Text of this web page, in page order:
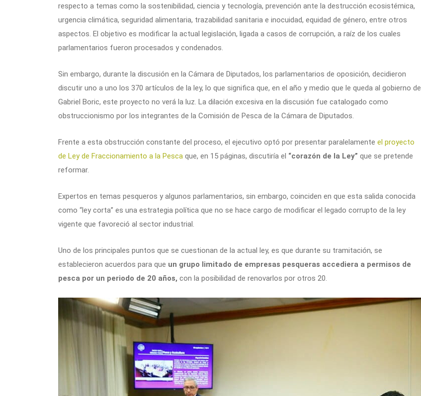
respecto a temas como la sostenibilidad, ciencia y tecnología, prevención ante la destrucción ecosistémica,
urgencia climática, seguridad alimentaria, trazabilidad sanitaria e inocuidad, equidad de género, entre otros
aspectos. El objetivo es modificar la actual legislación, ligada a casos de corrupción, a raíz de los cuales
parlamentarios fueron procesados y condenados.
Sin embargo, durante la discusión en la Cámara de Diputados, los parlamentarios de oposición, decidieron
discutir uno a uno los 370 artículos de la ley, lo que significa que, en el año y medio que le queda al gobierno de
Gabriel Boric, este proyecto no verá la luz. La dilación excesiva en la discusión fue catalogado como
obstruccionismo por los integrantes de la Comisión de Pesca de la Cámara de Diputados.
Frente a esta obstrucción constante del proceso, el ejecutivo optó por presentar paralelamente el proyecto
de Ley de Fraccionamiento a la Pesca que, en 15 páginas, discutiría el “corazón de la Ley” que se pretende
reformar.
Expertos en temas pesqueros y algunos parlamentarios, sin embargo, coinciden en que esta salida conocida
como “ley corta” es una estrategia política que no se hace cargo de modificar el legado corrupto de la ley
vigente que favoreció al sector industrial.
Uno de los principales puntos que se cuestionan de la actual ley, es que durante su tramitación, se
establecieron acuerdos para que un grupo limitado de empresas pesqueras accediera a permisos de
pesca por un periodo de 20 años, con la posibilidad de renovarlos por otros 20.